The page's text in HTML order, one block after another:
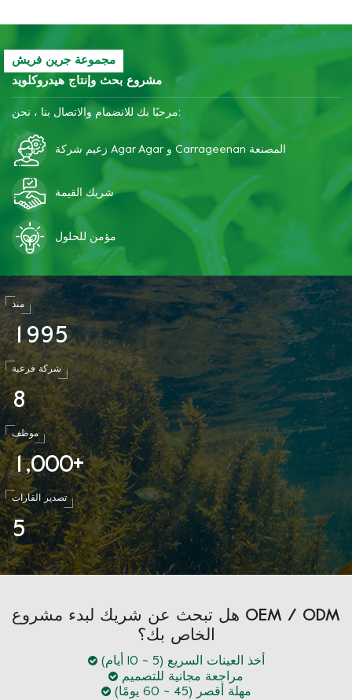
مجموعة جرين فريش
مشروع بحث وإنتاج هيدروكلويد
مرحبًا بك للانضمام والاتصال بنا ، نحن:
زعيم شركة Agar Agar و Carrageenan المصنعة
شريك القيمة
مؤمن للحلول
منذ
1 995
شركة فرعية
8
موظف
1 ,000+
تصدير القارات
5
هل تبحث عن شريك لبدء مشروع OEM / ODM
الخاص بك؟
أخذ العينات السريع (5 ~ 10 أيام)
مراجعة مجانية للتصميم
مهلة أقصر (45 ~ 60 يومًا)